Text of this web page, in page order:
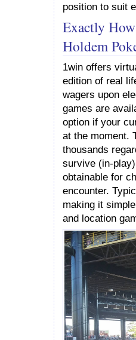
position to suit
Exactly
Holdem
1win offers
edition of real
wagers upon
games are
option if your
at the moment.
thousands
survive (in-
obtainable for
encounter.
making it
and location